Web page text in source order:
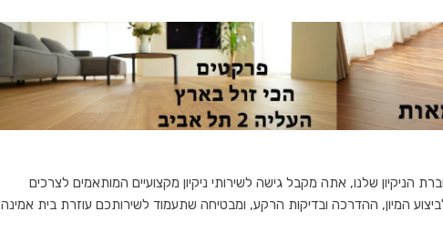
הניקיון שלנו, אתה מקבל גישה לשירותי ניקיון מקצועיים המותאמים לצרכים
המיון, ההדרכה ובדיקות הרקע, ומבטיחה שתעמוד לשירותכם עוזרת בית אמינה